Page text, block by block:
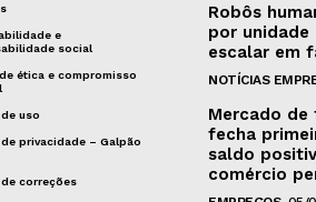
e
social
ética e compromisso
uso
privacidade – Galpão
correções
Robôs
por unidade
escalar em
NOTÍCIAS
Mercado de
fecha
saldo
comércio